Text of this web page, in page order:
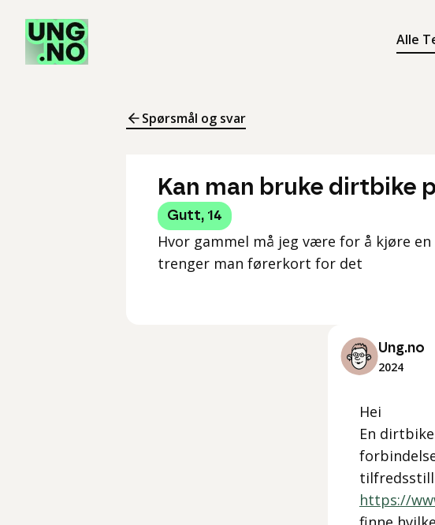
Alle
Spørsmål og svar
Kan man bruke dirtbike
Gutt, 14
Hvor gammel må jeg være for å kjøre
trenger man førerkort for det
Ung.no
2024
Hei
En
https://